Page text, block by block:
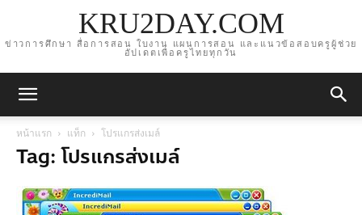
KRU2DAY.COM
ข่าวการศึกษา สื่อการสอน ใบงาน แผนการสอน และแนวข้อสอบครูผู้ช่วย
อัปเดตเพื่อครูไทยทุกวัน
หน้าแรก แท็ก โปรแกรส่งเมล์
Tag: โปรแกรส่งเมล์